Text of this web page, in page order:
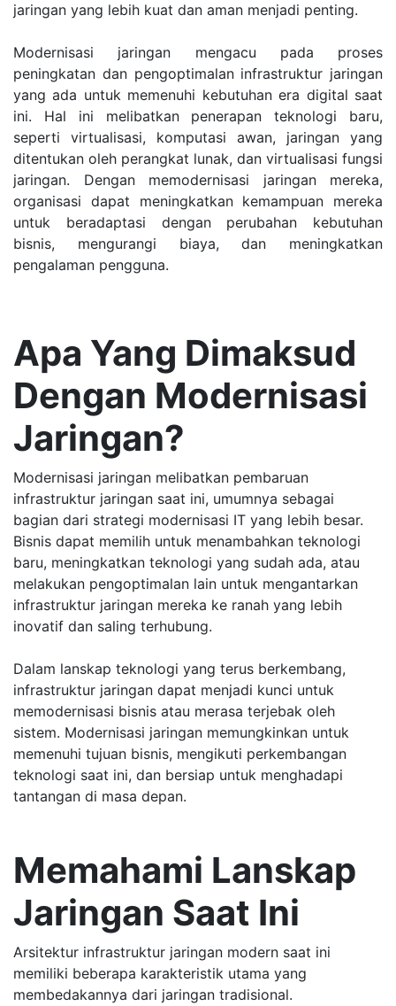
jaringan yang lebih kuat dan aman menjadi penting.
Modernisasi jaringan mengacu pada proses
peningkatan dan pengoptimalan infrastruktur jaringan
yang ada untuk memenuhi kebutuhan era digital saat
ini. Hal ini melibatkan penerapan teknologi baru,
seperti virtualisasi, komputasi awan, jaringan yang
ditentukan oleh perangkat lunak, dan virtualisasi fungsi
jaringan. Dengan memodernisasi jaringan mereka,
organisasi dapat meningkatkan kemampuan mereka
untuk beradaptasi dengan perubahan kebutuhan
bisnis, mengurangi biaya, dan meningkatkan
pengalaman pengguna.
Apa Yang Dimaksud
Dengan Modernisasi
Jaringan?
Modernisasi jaringan melibatkan pembaruan
infrastruktur jaringan saat ini, umumnya sebagai
bagian dari strategi modernisasi IT yang lebih besar.
Bisnis dapat memilih untuk menambahkan teknologi
baru, meningkatkan teknologi yang sudah ada, atau
melakukan pengoptimalan lain untuk mengantarkan
infrastruktur jaringan mereka ke ranah yang lebih
inovatif dan saling terhubung.
Dalam lanskap teknologi yang terus berkembang,
infrastruktur jaringan dapat menjadi kunci untuk
memodernisasi bisnis atau merasa terjebak oleh
sistem. Modernisasi jaringan memungkinkan untuk
memenuhi tujuan bisnis, mengikuti perkembangan
teknologi saat ini, dan bersiap untuk menghadapi
tantangan di masa depan.
Memahami Lanskap
Jaringan Saat Ini
Arsitektur infrastruktur jaringan modern saat ini
memiliki beberapa karakteristik utama yang
membedakannya dari jaringan tradisional.